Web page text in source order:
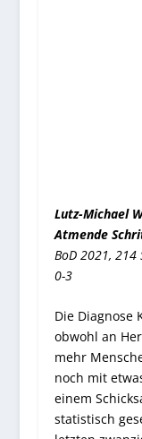
Lutz-Michael
Atmende
BoD 2021, 214
0-3
Die Diagnose
obwohl an
mehr
noch mit
einem
statistisch